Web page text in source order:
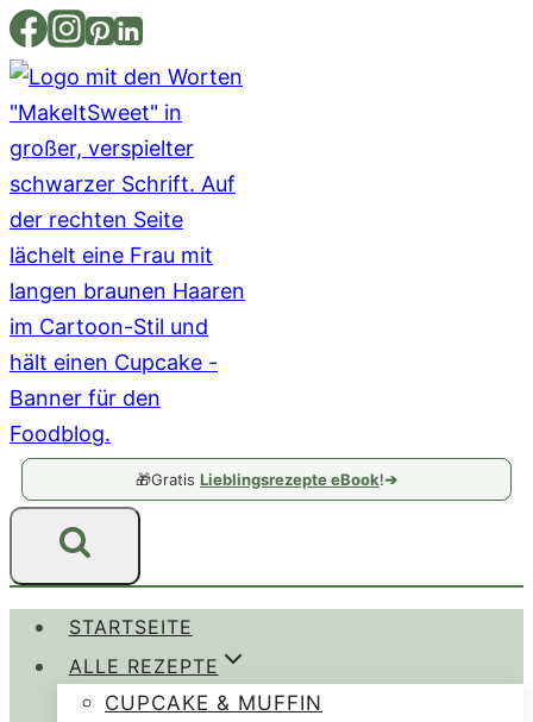
Zum
Inhalt
springen
🎁Gratis Lieblingsrezepte eBook!➔
STARTSEITE
ALLE REZEPTE
CUPCAKE & MUFFIN